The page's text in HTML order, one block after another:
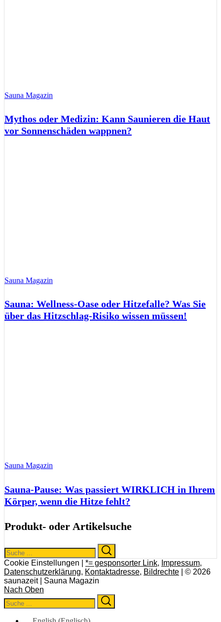
Sauna Magazin
Mythos oder Medizin: Kann Saunieren die Haut
vor Sonnenschäden wappnen?
Sauna Magazin
Sauna: Wellness-Oase oder Hitzefalle? Was Sie
über das Hitzschlag-Risiko wissen müssen!
Sauna Magazin
Sauna-Pause: Was passiert WIRKLICH in Ihrem
Körper, wenn die Hitze fehlt?
Produkt- oder Artikelsuche
Search
for:
Cookie Einstellungen | *= gesponsorter Link, Impressum,
Datenschutzerklärung, Kontaktadresse, Bildrechte | © 2026
saunazeit | Sauna Magazin
Nach Oben
Search
for: